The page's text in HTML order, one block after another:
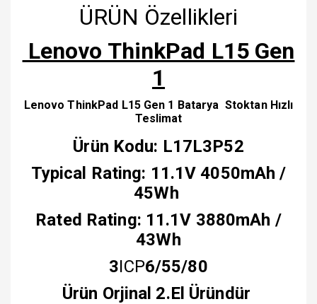
ÜRÜN Özellikleri
Lenovo ThinkPad L15 Gen
1
Lenovo ThinkPad L15 Gen 1 Batarya Stoktan Hızlı
Teslimat
Ürün Kodu: L17L3P52
Typical Rating: 11.1V 4050mAh /
45Wh
Rated Rating: 11.1V 3880mAh /
43Wh
3ICP6/55/80
Ürün Orjinal 2.El Üründür